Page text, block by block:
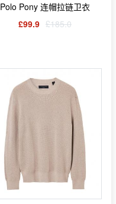
Polo Pony 连帽拉链卫衣
£99.9 £185.0